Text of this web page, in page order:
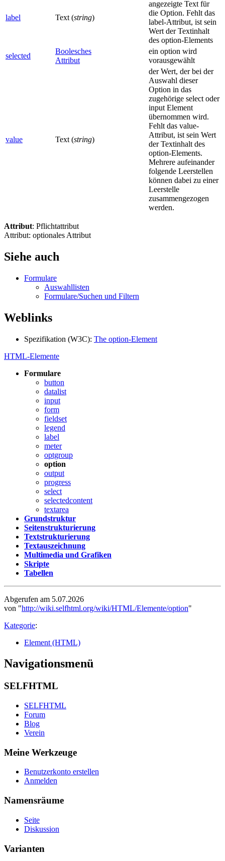
label Text (string)
angezeigte Text für
die Option. Fehlt das
label-Attribut, ist sein
Wert der Textinhalt
des option-Elements
selected
Boolesches
Attribut
ein option wird
vorausgewählt
value Text (string)
der Wert, der bei der
Auswahl dieser
Option in das
zugehörige select oder
input Element
übernommen wird.
Fehlt das value-
Attribut, ist sein Wert
der Textinhalt des
option-Elements.
Mehrere aufeinander
folgende Leerstellen
können dabei zu einer
Leerstelle
zusammengezogen
werden.
Attribut: Pflichtattribut
Attribut: optionales Attribut
Siehe auch
Formulare
Auswahllisten
Formulare/Suchen und Filtern
Weblinks
Spezifikation (W3C): The option-Element
HTML-Elemente
Formulare
button
datalist
input
form
fieldset
legend
label
meter
optgroup
option
output
progress
select
selectedcontent
textarea
Grundstruktur
Seitenstrukturierung
Textstrukturierung
Textauszeichnung
Multimedia und Grafiken
Skripte
Tabellen
Abgerufen am 5.07.2026
von "http://wiki.selfhtml.org/wiki/HTML/Elemente/option"
Kategorie:
Element (HTML)
Navigationsmenü
SELFHTML
SELFHTML
Forum
Blog
Verein
Meine Werkzeuge
Benutzerkonto erstellen
Anmelden
Namensräume
Seite
Diskussion
Varianten